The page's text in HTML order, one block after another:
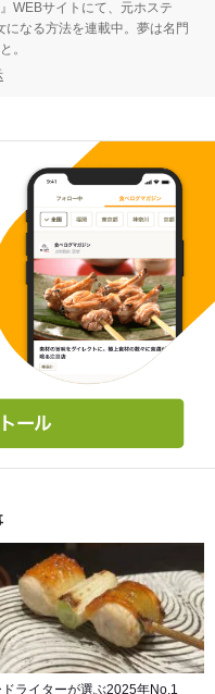
WEBサイトにて、元ホステ
になる方法を連載中。夢は名門
。
ドライターが選ぶ2025年No.1